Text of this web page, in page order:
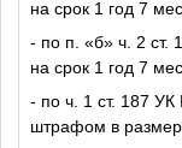
на срок 1 год 7
- по п. «б» ч. 2
на срок 1 год 7
- по ч. 1 ст. 187
штрафом в